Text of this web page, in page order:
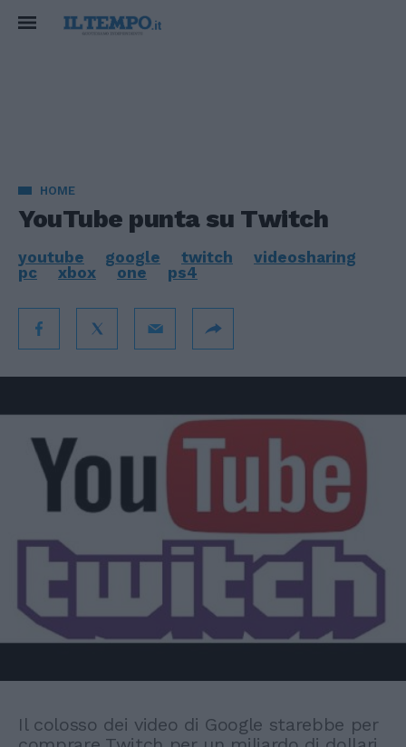
HOME
YouTube punta su Twitch
youtube google twitch
videosharing
pc
xbox one ps4
Il colosso dei video di Google starebbe per